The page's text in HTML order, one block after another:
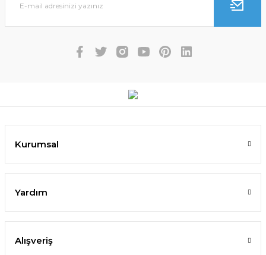
Kurumsal
Yardım
Alışveriş